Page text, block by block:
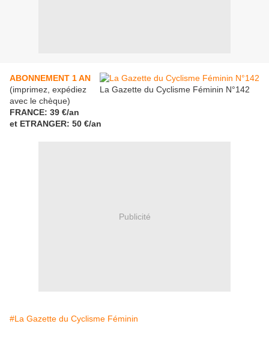
La Gazette du Cyclisme Féminin N°142
ABONNEMENT 1 AN
(imprimez, expédiez
avec le chèque)
FRANCE: 39 €/an
et ETRANGER: 50 €/an
Publicité
#La Gazette du Cyclisme Féminin